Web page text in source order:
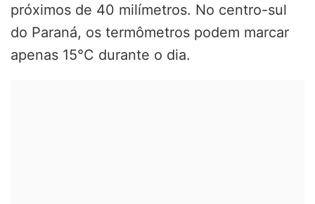
próximos de 40 milímetros. No centro-sul
do Paraná, os termômetros podem marcar
apenas 15°C durante o dia.